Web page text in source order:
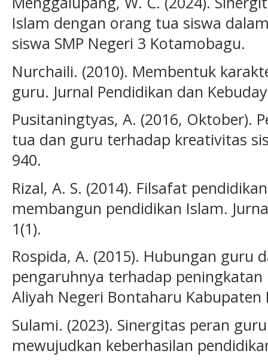
Islam dengan orang tua siswa
siswa SMP Negeri 3 Kotamobagu.
Nurchaili. (2010). Membentuk
guru. Jurnal Pendidikan dan
Pusitaningtyas, A. (2016, Oktober).
tua dan guru terhadap kreativitas
940.
Rizal, A. S. (2014). Filsafat
membangun pendidikan Islam.
1(1).
Rospida, A. (2015). Hubungan guru
pengaruhnya terhadap
Aliyah Negeri Bontaharu Kabupaten
Sulami. (2023). Sinergitas peran
mewujudkan keberhasilan